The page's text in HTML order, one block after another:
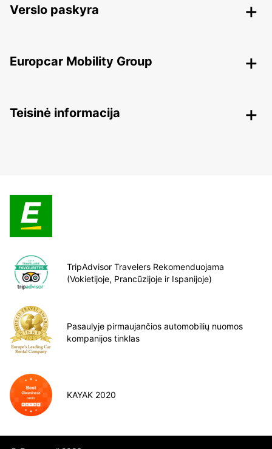
Verslo paskyra
Europcar Mobility Group
Teisinė informacija
TripAdvisor Travelers Rekomenduojama
(Vokietijoje, Prancūzijoje ir Ispanijoje)
Pasaulyje pirmaujančios automobilių nuomos
kompanijos tinklas
KAYAK 2020